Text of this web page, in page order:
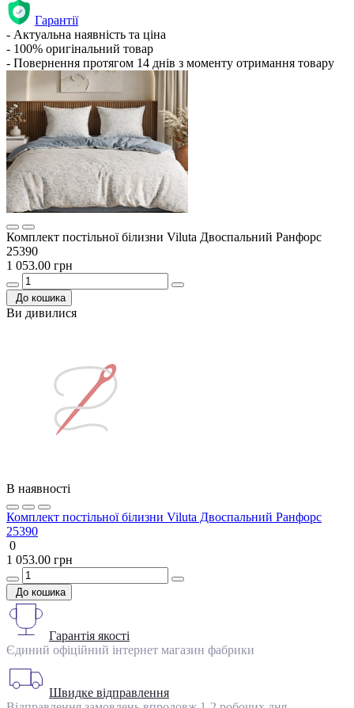
Гарантії
- Актуальна наявність та ціна
- 100% оригінальний товар
- Повернення протягом 14 днів з моменту отримання товару
Комплект постільної білизни Viluta Двоспальний Ранфорс
25390
1 053.00 грн
До кошика
Ви дивилися
В наявності
Комплект постільної білизни Viluta Двоспальний Ранфорс
25390
0
1 053.00 грн
До кошика
Гарантія якості
Єдиний офіційний інтернет магазин фабрики
Швидке відправлення